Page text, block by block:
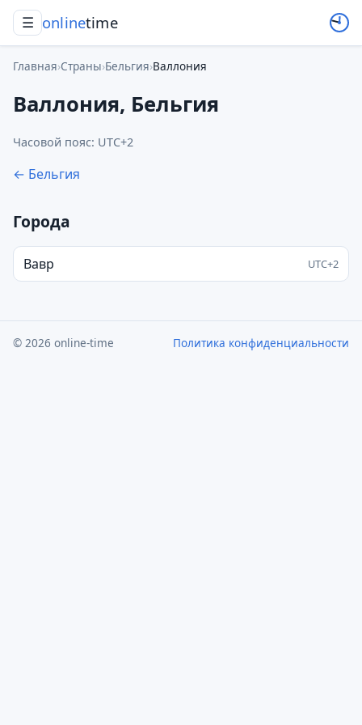
onlinetime
☰
Главная›Страны›Бельгия›Валлония
Валлония, Бельгия
Часовой пояс: UTC+2
← Бельгия
Города
Вавр UTC+2
© 2026 online-time Политика конфиденциальности